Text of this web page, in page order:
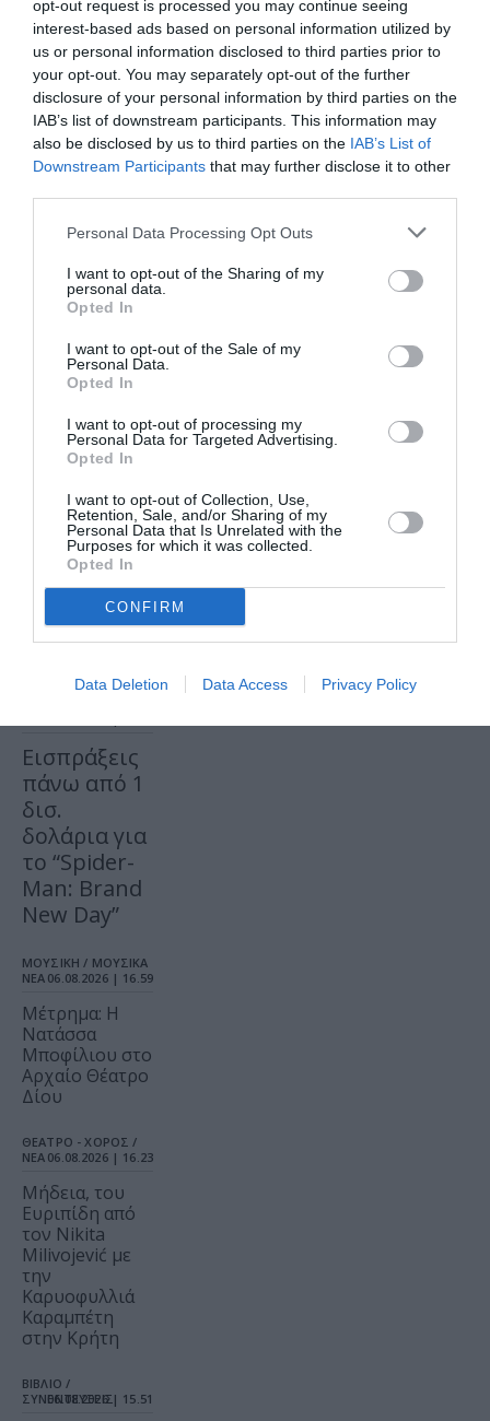
opt-out request is processed you may continue seeing
interest-based ads based on personal information utilized by
us or personal information disclosed to third parties prior to
your opt-out. You may separately opt-out of the further
disclosure of your personal information by third parties on the
IAB’s list of downstream participants. This information may
also be disclosed by us to third parties on the IAB’s List of
Downstream Participants that may further disclose it to other
Personal Data Processing Opt Outs
I want to opt-out of the Sharing of my
personal data.
Opted In
I want to opt-out of the Sale of my
Personal Data.
Opted In
I want to opt-out of processing my
Personal Data for Targeted Advertising.
Opted In
I want to opt-out of Collection, Use,
Retention, Sale, and/or Sharing of my
Personal Data that Is Unrelated with the
Purposes for which it was collected.
Opted In
CONFIRM
Data Deletion Data Access Privacy Policy
Στέλιος
Καζαντζίδης: Η
ζωή μου όλη, σε
σκηνοθεσία
Μιμής Ντενίση
στον Ελληνικό
Κόσμο
Ice Age: Έκθεση
στον Ελληνικό
Κόσμο!
ΘΕΑΤΡΟ - ΧΟΡΟΣ / ΝΕΑ
Η Νίκη για 2η
χρονιά στον
Ελληνικό Κόσμο
ΘΕΑΤΡΟ - ΧΟΡΟΣ / ΝΕΑ
Γδύστε τη μαμά!,
του Sebastien
Thiery στον
❮ Προηγούμενη Επόμενη ❯
Τελευταία
Εισπράξεις
πάνω από 1
δισ.
δολάρια για
το “Spider-
Man: Brand
New Day”
ΜΟΥΣΙΚΗ / ΜΟΥΣΙΚΑ
ΝΕΑ 06.08.2026 | 16.59
Μέτρημα: Η
Νατάσσα
Μποφίλιου στο
Αρχαίο Θέατρο
Δίου
ΘΕΑΤΡΟ - ΧΟΡΟΣ /
ΝΕΑ 06.08.2026 | 16.23
Μήδεια, του
Ευριπίδη από
τον Nikita
Milivojević με
την
Καρυοφυλλιά
Καραμπέτη
στην Κρήτη
ΒΙΒΛΙΟ /
ΣΥΝΕΝΤΕΥΞΕΙΣ
06.08.2026 | 15.51